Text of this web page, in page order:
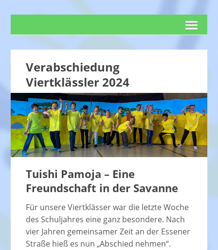
Verabschiedung
Viertklässler 2024
Tuishi Pamoja – Eine
Freundschaft in der Savanne
Für unsere Viertklässer war die letzte Woche
des Schuljahres eine ganz besondere. Nach
vier Jahren gemeinsamer Zeit an der Essener
Straße hieß es nun „Abschied nehmen“.